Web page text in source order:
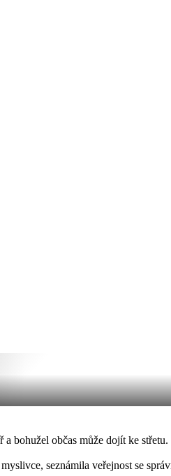
bohužel občas může dojít ke střetu.
seznámila veřejnost se